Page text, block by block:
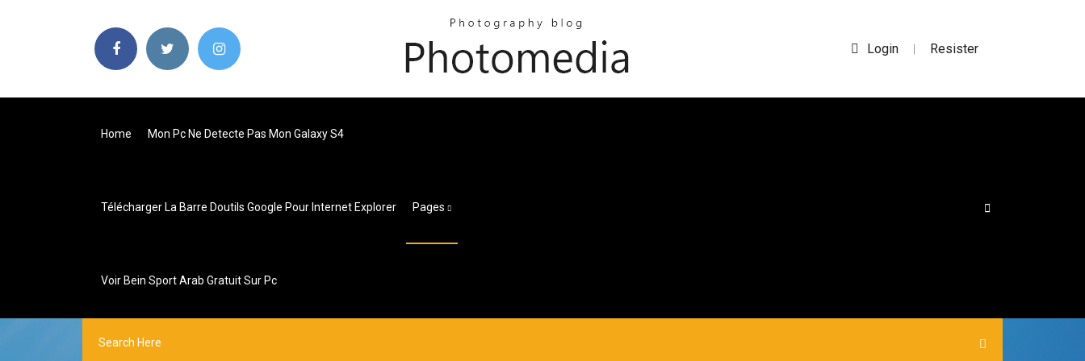
Login | Resister
Home Mon Pc Ne Detecte Pas Mon Galaxy S4
Télécharger La Barre Doutils Google Pour Internet Explorer Pages
Voir Bein Sport Arab Gratuit Sur Pc